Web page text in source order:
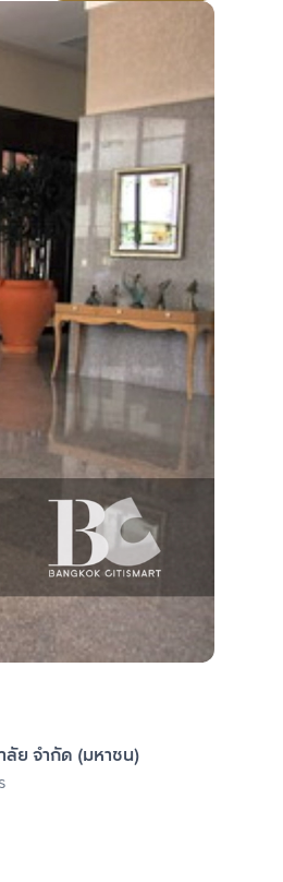
ย จำกัด (มหาชน)